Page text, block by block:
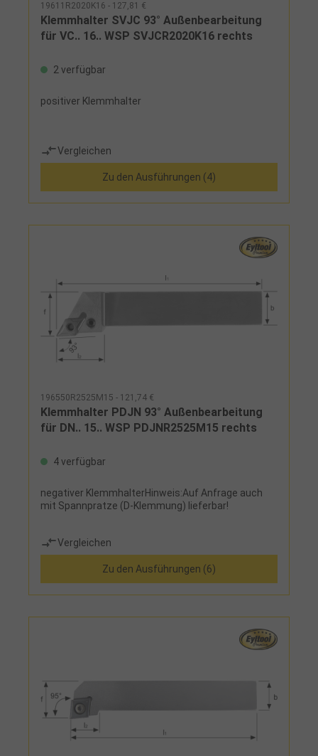
19611R2020K16 - 127,81 €
Klemmhalter SVJC 93° Außenbearbeitung
für VC.. 16.. WSP SVJCR2020K16 rechts
2 verfügbar
positiver Klemmhalter
Vergleichen
Zu den Ausführungen (4)
196550R2525M15 - 121,74 €
Klemmhalter PDJN 93° Außenbearbeitung
für DN.. 15.. WSP PDJNR2525M15 rechts
4 verfügbar
negativer KlemmhalterHinweis:Auf Anfrage auch
mit Spannpratze (D-Klemmung) lieferbar!
Vergleichen
Zu den Ausführungen (6)